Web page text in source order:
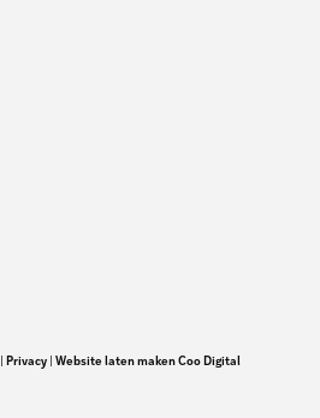
Privacy| Website laten maken Coo Digital